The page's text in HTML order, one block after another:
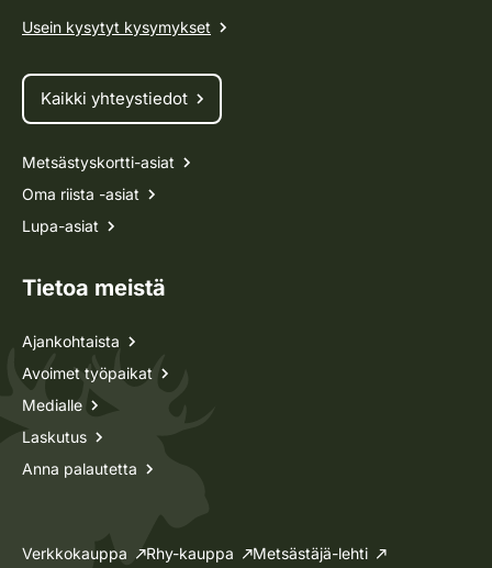
Usein kysytyt kysymykset
Kaikki yhteystiedot
Metsästyskortti-asiat
Oma riista -asiat
Lupa-asiat
Tietoa meistä
Ajankohtaista
Avoimet työpaikat
Medialle
Laskutus
Anna palautetta
Verkkokauppa Rhy-kauppa Metsästäjä-lehti